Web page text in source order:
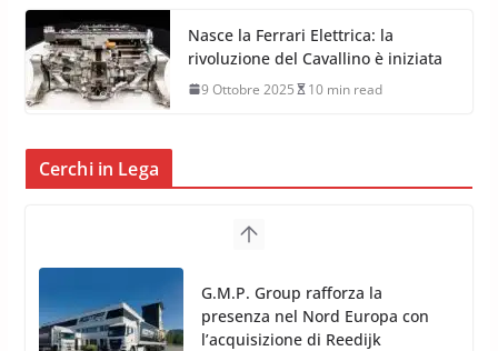
Nasce la Ferrari Elettrica: la
rivoluzione del Cavallino è iniziata
9 Ottobre 2025 10 min read
Cerchi in Lega
TPMS Alcar Sensor – Sistemi di
Monitoraggio Pressione
Pneumatici